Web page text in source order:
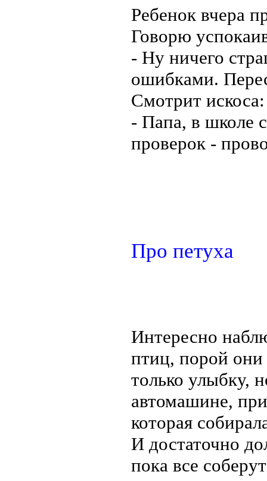
Ребенок вчера
Говорю
- Ну ничего
ошибками.
Смотрит искоса:
- Папа, в школе
проверок -
Про петуха
Интересно
птиц, порой они
только улыбку,
автомашине,
которая
И достаточно
пока все